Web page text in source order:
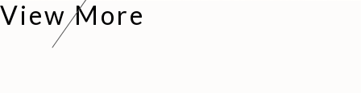
View More